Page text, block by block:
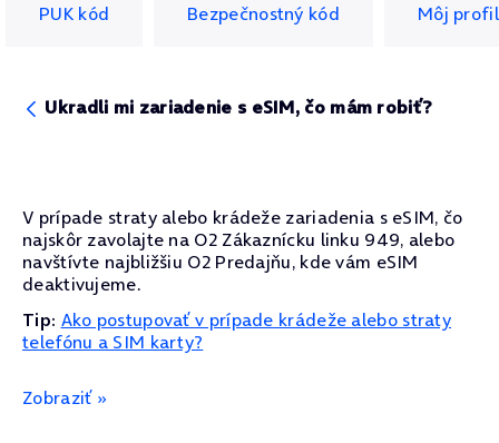
PUK kód Bezpečnostný kód Môj profil
Ukradli mi zariadenie s eSIM, čo mám robiť?
V prípade straty alebo krádeže zariadenia s eSIM, čo
najskôr zavolajte na O2 Zákaznícku linku 949, alebo
navštívte najbližšiu O2 Predajňu, kde vám eSIM
deaktivujeme.
Tip: Ako postupovať v prípade krádeže alebo straty
telefónu a SIM karty?
Zobraziť »